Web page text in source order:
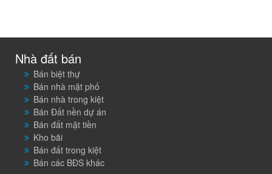
Nhà đất bán
Bán biệt thự
Bán nhà mặt phố
Bán nhà trong kiệt
Bán Đất nền dự án
Bán đất mặt tiền
Kho bãi
Bán đất trong kiệt
Bán các BĐS khác